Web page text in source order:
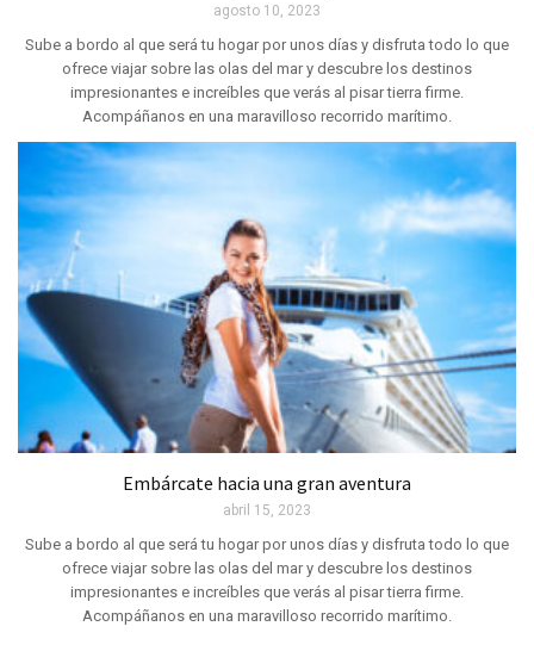
agosto 10, 2023
Sube a bordo al que será tu hogar por unos días y disfruta todo lo que
ofrece viajar sobre las olas del mar y descubre los destinos
impresionantes e increíbles que verás al pisar tierra firme.
Acompáñanos en una maravilloso recorrido marítimo.
Embárcate hacia una gran aventura
abril 15, 2023
Sube a bordo al que será tu hogar por unos días y disfruta todo lo que
ofrece viajar sobre las olas del mar y descubre los destinos
impresionantes e increíbles que verás al pisar tierra firme.
Acompáñanos en una maravilloso recorrido marítimo.